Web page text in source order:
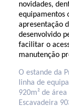
novidades,
equipamentos
apresentação
desenvolvido
facilitar o
manutenção
O estande da
linha de
920m² de
Escavadeira